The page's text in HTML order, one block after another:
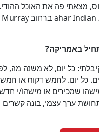
מצאתי פה את האוכל
באמריקה?
כל יום, לא משנה מה,
כל יום. לחמש דקות או
שמכירים או מישהו/י חדש
ערך עצמי, בונה קשרים